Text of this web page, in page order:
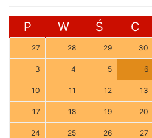
P W Ś C
27 28 29 30
3 4 5 6
10 11 12 13
17 18 19 20
24 25 26 27